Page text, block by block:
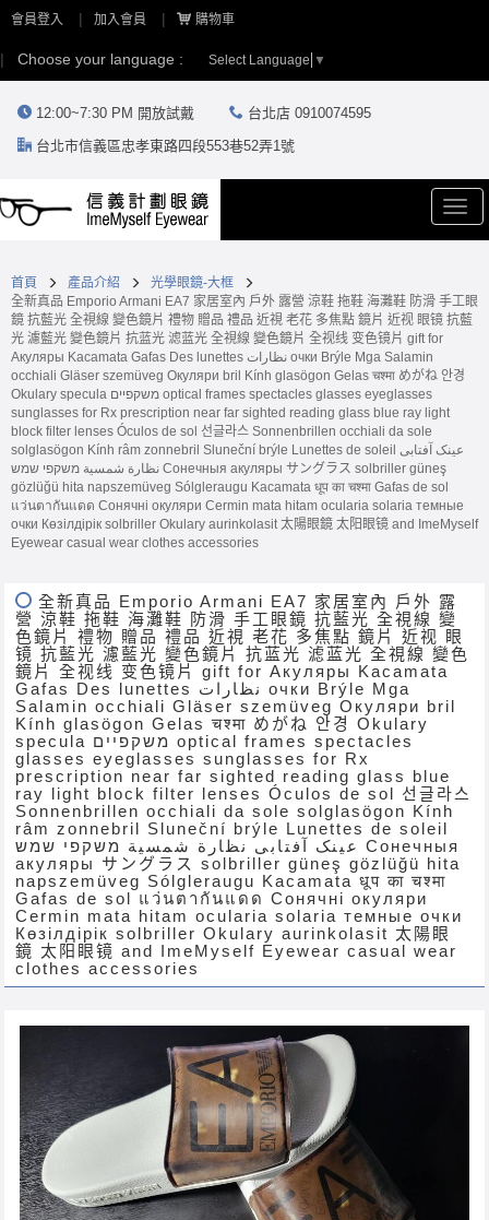
會員登入 加入會員 購物車
Choose your language : Select Language ▼
12:00~7:30 PM 開放試戴
台北店 0910074595
台北市信義區忠孝東路四段553巷52弄1號
首頁 產品介紹
光學眼鏡-大框
全新真品 Emporio Armani EA7 家居室內 戶外 露營 涼鞋 拖鞋 海灘鞋 防滑 手工眼
鏡 抗藍光 全視線 變色鏡片 禮物 贈品 禮品 近視 老花 多焦點 鏡片 近视 眼镜 抗藍
光 濾藍光 變色鏡片 抗蓝光 滤蓝光 全視線 變色鏡片 全视线 变色镜片 gift for
Акуляры Kacamata Gafas Des lunettes نظارات очки Brýle Mga Salamin
occhiali Gläser szemüveg Окуляри bril Kính glasögon Gelas चश्मा めがね 안경
Okulary specula משקפיים optical frames spectacles glasses eyeglasses
sunglasses for Rx prescription near far sighted reading glass blue ray light
block filter lenses Óculos de sol 선글라스 Sonnenbrillen occhiali da sole
solglasögon Kính râm zonnebril Sluneční brýle Lunettes de soleil عینک آفتابی
نظارة شمسية משקפי שמש Сонечныя акуляры サングラス solbriller güneş
gözlüğü hita napszemüveg Sólgleraugu Kacamata धूप का चश्मा Gafas de sol
แว่นตากันแดด Сонячні окуляри Cermin mata hitam ocularia solaria темные
очки Көзілдірік solbriller Okulary aurinkolasit 太陽眼鏡 太阳眼镜 and ImeMyself
Eyewear casual wear clothes accessories
全新真品 Emporio Armani EA7 家居室內 戶外 露
營 涼鞋 拖鞋 海灘鞋 防滑 手工眼鏡 抗藍光 全視線 變
色鏡片 禮物 贈品 禮品 近視 老花 多焦點 鏡片 近视 眼
镜 抗藍光 濾藍光 變色鏡片 抗蓝光 滤蓝光 全視線 變色
鏡片 全视线 变色镜片 gift for Акуляры Kacamata
Gafas Des lunettes نظارات очки Brýle Mga
Salamin occhiali Gläser szemüveg Окуляри bril
Kính glasögon Gelas चश्मा めがね 안경 Okulary
specula משקפיים optical frames spectacles
glasses eyeglasses sunglasses for Rx
prescription near far sighted reading glass blue
ray light block filter lenses Óculos de sol 선글라스
Sonnenbrillen occhiali da sole solglasögon Kính
râm zonnebril Sluneční brýle Lunettes de soleil
عینک آفتابی نظارة شمسية משקפי שמש Сонечныя
акуляры サングラス solbriller güneş gözlüğü hita
napszemüveg Sólgleraugu Kacamata धूप का चश्मा
Gafas de sol แว่นตากันแดด Сонячні окуляри
Cermin mata hitam ocularia solaria темные очки
Көзілдірік solbriller Okulary aurinkolasit 太陽眼
鏡 太阳眼镜 and ImeMyself Eyewear casual wear
clothes accessories